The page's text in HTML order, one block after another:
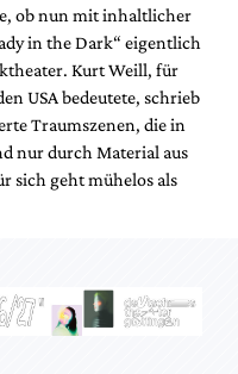
ob nun mit inhaltlicher
in the Dark“ eigentlich
Kurt Weill, für
USA bedeutete, schrieb
Traumszenen, die in
nur durch Material aus
sich geht mühelos als